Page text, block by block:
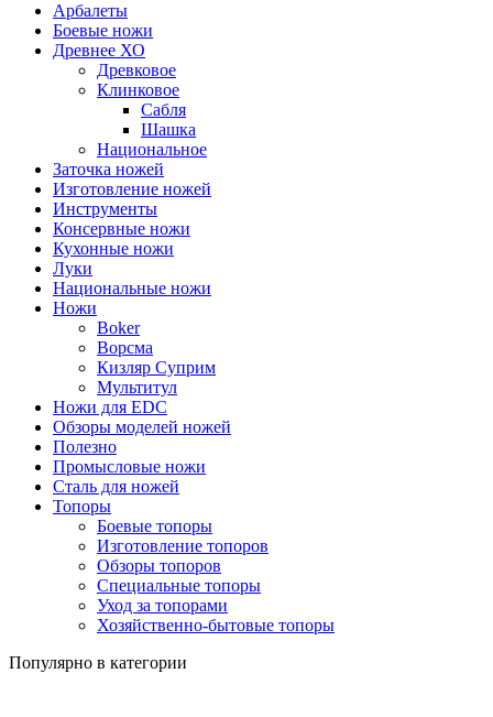
Арбалеты
Боевые ножи
Древнее ХО
Древковое
Клинковое
Сабля
Шашка
Национальное
Заточка ножей
Изготовление ножей
Инструменты
Консервные ножи
Кухонные ножи
Луки
Национальные ножи
Ножи
Boker
Ворсма
Кизляр Суприм
Мультитул
Ножи для EDC
Обзоры моделей ножей
Полезно
Промысловые ножи
Сталь для ножей
Топоры
Боевые топоры
Изготовление топоров
Обзоры топоров
Специальные топоры
Уход за топорами
Хозяйственно-бытовые топоры
Популярно в категории